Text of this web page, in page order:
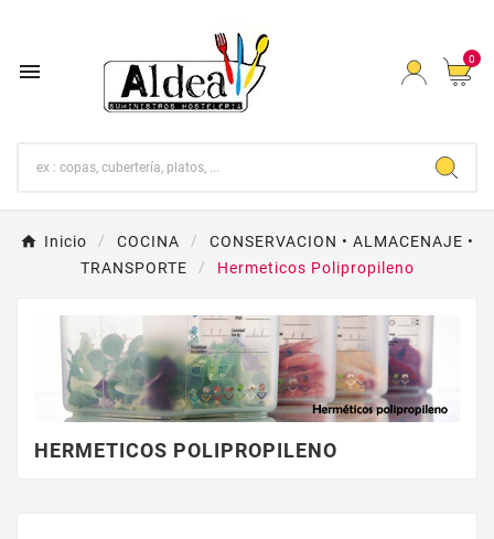
 0
Inicio COCINA
CONSERVACION • ALMACENAJE •
TRANSPORTE
Hermeticos Polipropileno
HERMETICOS POLIPROPILENO